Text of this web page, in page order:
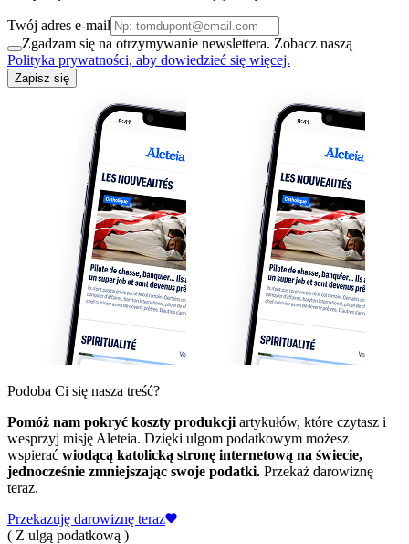
Twój adres e-mail
Zgadzam się na otrzymywanie newslettera. Zobacz naszą
Polityka prywatności, aby dowiedzieć się więcej.
Zapisz się
Podoba Ci się nasza treść?
Pomóż nam pokryć koszty produkcji artykułów, które czytasz i
wesprzyj misję Aleteia. Dzięki ulgom podatkowym możesz
wspierać wiodącą katolicką stronę internetową na świecie,
jednocześnie zmniejszając swoje podatki. Przekaż darowiznę
teraz.
Przekazuję darowiznę teraz
( Z ulgą podatkową )